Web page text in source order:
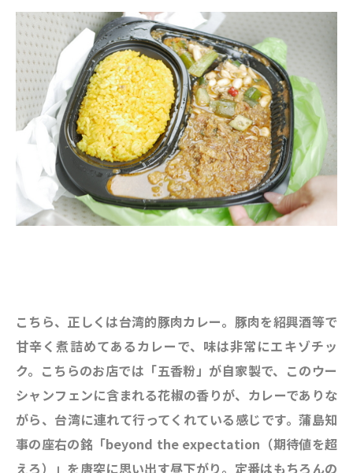
こちら、正しくは台湾的豚肉カレー。 豚肉を紹興酒等で
甘辛く煮詰めてあるカレーで、味は非常にエキゾチッ
ク。こちらのお店では「五香粉」が自家製で、このウー
シャンフェンに含まれる花椒の香りが、カレーでありな
がら、台湾に連れて行ってくれている感じです。蒲島知
事の座右の銘「beyond the expectation（期待値を超
えろ）
」を唐突に思い出す昼下がり。定番はもちろんの